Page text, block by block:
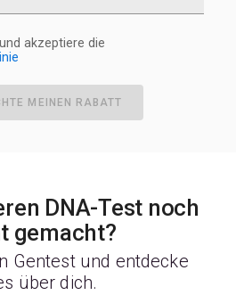
akzeptiere die
MEINEN RABATT
DNA-Test noch
gemacht?
Gentest und entdecke
über dich.